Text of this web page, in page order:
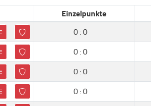
Einzelpunkte
Loading... 0:0
Loading... 0:0
Loading... 0:0
Loading... 0:0